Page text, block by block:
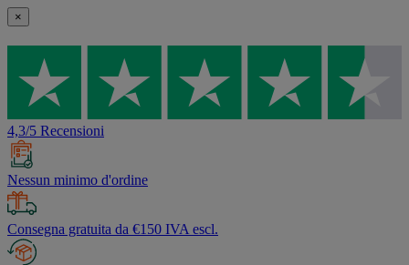
×
4,3/5 Recensioni
Nessun minimo d'ordine
Consegna gratuita da €150 IVA escl.